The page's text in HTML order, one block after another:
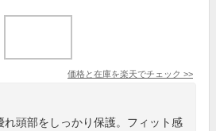
価格と在庫を楽天でチェック >>
れ頭部をしっかり保護。フィット感